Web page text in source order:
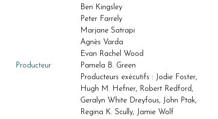
Ben Kingsley
Peter Farrely
Marjane Satrapi
Agnès Varda
Evan Rachel Wood
Producteur
Pamela B. Green
Producteurs exécutifs : Jodie Foster,
Hugh M. Hefner, Robert Redford,
Geralyn White Dreyfous, John Ptak,
Regina K. Scully, Jamie Wolf